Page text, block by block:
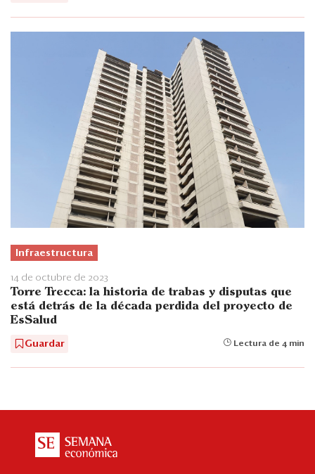
Infraestructura
14 de octubre de 2023
Torre Trecca: la historia de trabas y disputas que
está detrás de la década perdida del proyecto de
EsSalud
Guardar Lectura de 4 min